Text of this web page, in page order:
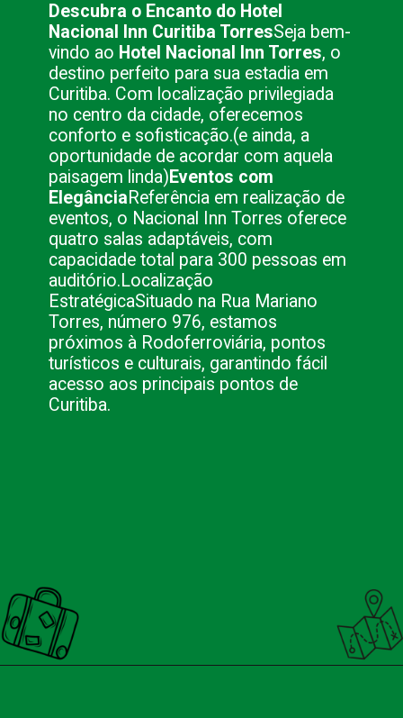
Descubra o Encanto do Hotel
Nacional Inn Curitiba TorresSeja bem-
vindo ao Hotel Nacional Inn Torres, o
destino perfeito para sua estadia em
Curitiba. Com localização privilegiada
no centro da cidade, oferecemos
conforto e sofisticação.(e ainda, a
oportunidade de acordar com aquela
paisagem linda)Eventos com
ElegânciaReferência em realização de
eventos, o Nacional Inn Torres oferece
quatro salas adaptáveis, com
capacidade total para 300 pessoas em
auditório.Localização
EstratégicaSituado na Rua Mariano
Torres, número 976, estamos
próximos à Rodoferroviária, pontos
turísticos e culturais, garantindo fácil
acesso aos principais pontos de
Curitiba.